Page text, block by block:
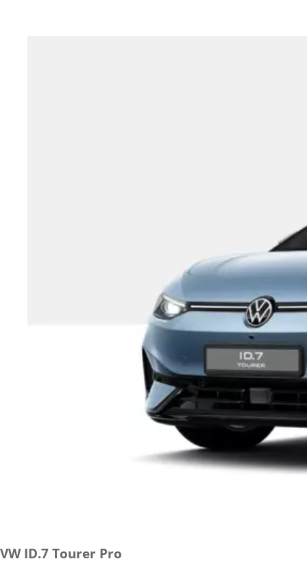
VW ID.7 Tourer Pro